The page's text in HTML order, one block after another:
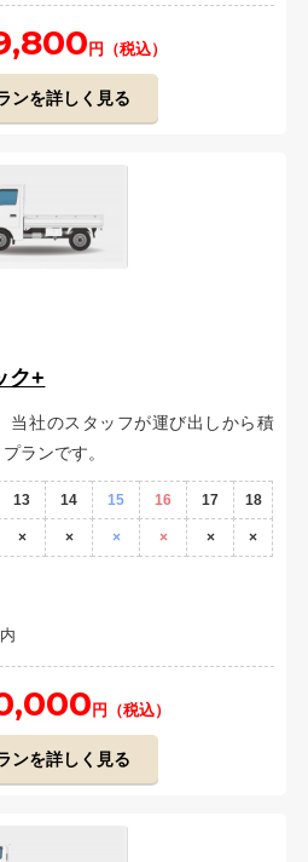
円（税込）
ンを詳しく見る
ク+
当社のスタッフが運び出しから積
ランです。
13 14 15 16 17 18
× × × × × ×
円（税込）
ンを詳しく見る